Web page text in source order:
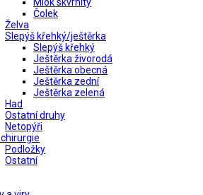
Mlok skvrnitý
Čolek
Želva
Slepýš křehký/ještěrka
Slepýš křehký
Ještěrka živorodá
Ještěrka obecná
Ještěrka zední
Ještěrka zelená
Had
Ostatní druhy
Netopýři
Podložky
Ostatní